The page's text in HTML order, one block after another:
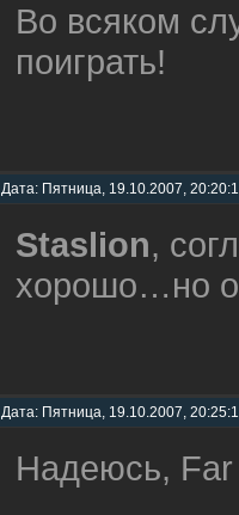
Во всяком
поиграть!
Дата: Пятница, 19.10.2007,
Staslion,
хорошо…но
Дата: Пятница, 19.10.2007,
Надеюсь,